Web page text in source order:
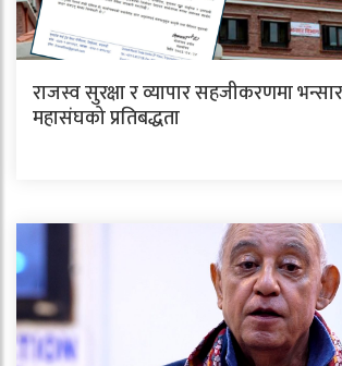
राजस्व सुरक्षा र व्यापार सहजीकरणमा
महासंघको प्रतिबद्धता